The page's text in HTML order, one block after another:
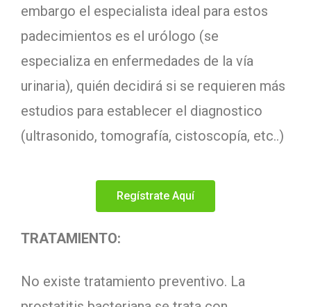
embargo el especialista ideal para estos
padecimientos es el urólogo (se
especializa en enfermedades de la vía
urinaria), quién decidirá si se requieren más
estudios para establecer el diagnostico
(ultrasonido, tomografía, cistoscopía, etc..)
Regístrate Aquí
TRATAMIENTO:
No existe tratamiento preventivo. La